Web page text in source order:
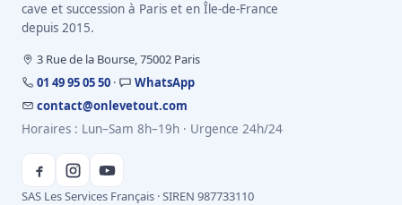
cave et succession à Paris et en Île-de-France
depuis 2015.
3 Rue de la Bourse, 75002 Paris
01 49 95 05 50 ·
WhatsApp
contact@onlevetout.com
Horaires : Lun–Sam 8h–19h · Urgence 24h/24
SAS Les Services Français · SIREN 987733110